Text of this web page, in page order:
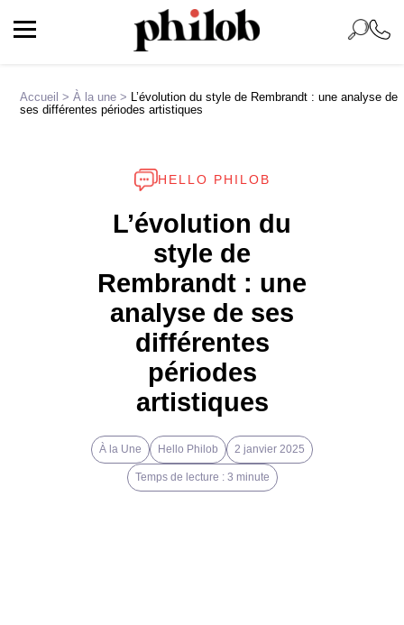
Accueil >À la une >
L’évolution du style de Rembrandt : une analyse de
ses différentes périodes artistiques
HELLO PHILOB
L’évolution du
style de
Rembrandt : une
analyse de ses
différentes
périodes
artistiques
À la Une Hello Philob 2 janvier 2025
Temps de lecture : 3 minute